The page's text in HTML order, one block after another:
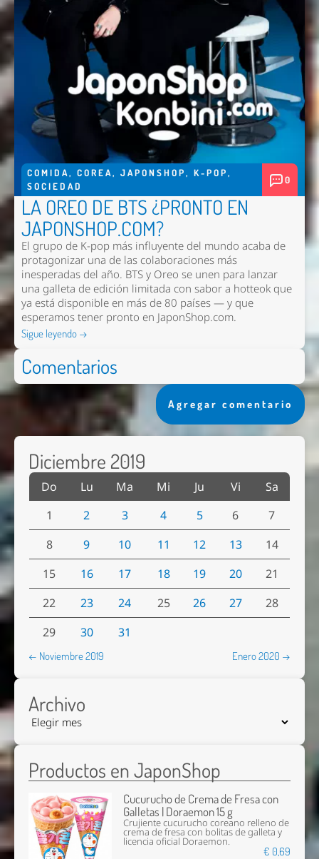
COMIDA, COREA, JAPONSHOP, K-POP,
SOCIEDAD
0
LA OREO DE BTS ¿PRONTO EN
JAPONSHOP.COM?
El grupo de K-pop más influyente del mundo acaba de
protagonizar una de las colaboraciones más
inesperadas del año. BTS y Oreo se unen para lanzar
una galleta de edición limitada con sabor a hotteok que
ya está disponible en más de 80 países — y que
esperamos tener pronto en JaponShop.com.
Sigue leyendo →
Comentarios
Agregar comentario
Diciembre 2019
Do Lu Ma Mi Ju Vi
Sa
1
2 3 4 5 6
7
8
9 10 11 12 13
14
15
16 17 18 19 20
21
22
23 24 25 26 27
28
29
30 31
← Noviembre 2019 Enero 2020 →
Archivo
Productos en JaponShop
Cucurucho de Crema de Fresa con
Galletas | Doraemon 15 g
Crujiente cucurucho coreano relleno de
crema de fresa con bolitas de galleta y
licencia oficial Doraemon.
€ 0,69